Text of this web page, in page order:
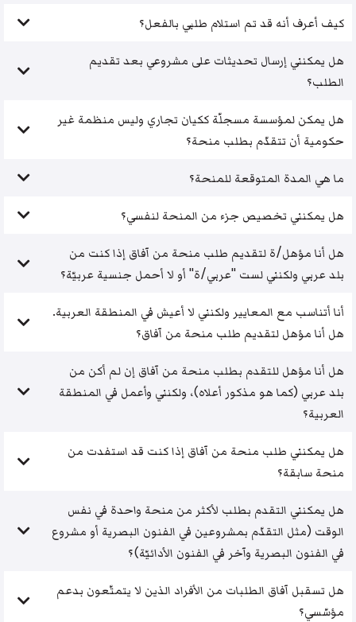
كيف أعرف أنه قد تم استلام طلبي بالفعل؟
هل يمكنني إرسال تحديثات على مشروعي بعد تقديم
الطلب؟
هل يمكن لمؤسسة مسجلّة ككيان تجاري وليس منظمة غير
حكومية أن تتقدّم بطلب منحة؟
ما هي المدة المتوقعة للمنحة؟
هل يمكنني تخصيص جزء من المنحة لنفسي؟
هل أنا مؤهل/ة لتقديم طلب منحة من آفاق إذا كنت من
بلد عربي ولكنني لست "عربي/ة" أو لا أحمل جنسية عربيّة؟
أنا أتناسب مع المعايير ولكنني لا أعيش في المنطقة العربية.
هل أنا مؤهل لتقديم طلب منحة من آفاق؟
هل أنا مؤهل للتقدم بطلب منحة من آفاق إن لم أكن من
بلد عربي (كما هو مذكور أعلاه)، ولكنني وأعمل في المنطقة
العربية؟
هل يمكنني طلب منحة من آفاق إذا كنت قد استفدت من
منحة سابقة؟
هل يمكنني التقدم بطلب لأكثر من منحة واحدة في نفس
الوقت (مثل التقدّم بمشروعين في الفنون البصرية أو مشروع
في الفنون البصرية وآخر في الفنون الأدائيّة)؟
هل تسقبل آفاق الطلبات من الأفراد الذين لا يتمتّعون بدعم
مؤسّسي؟